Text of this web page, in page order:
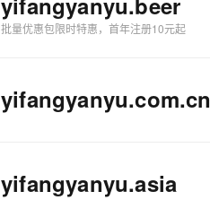
批量优惠包限时特惠，首年注册10元起
yifangyanyu.com.cn
yifangyanyu.asia